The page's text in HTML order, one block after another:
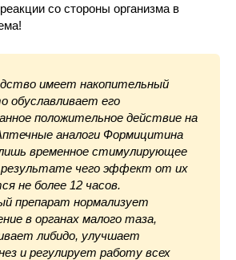
со стороны организма в
имеет накопительный
его
положительное действие на
аналоги Формицитина
временное стимулирующее
результате чего эффект от их
не более 12 часов.
препарат нормализует
в органах малого таза,
либидо, улучшает
и регулирует работу всех